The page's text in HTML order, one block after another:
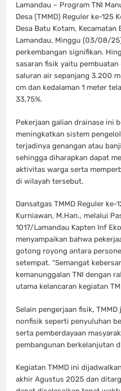
Lamandau – Program TNI
Desa (TMMD) Reguler ke-125
Desa Batu Kotam, Kecamatan
Lamandau, Minggu (03/08/
perkembangan signifikan.
sasaran fisik yaitu pembuatan
saluran air sepanjang 3.200
cm dan kedalaman 1 meter
33,75%.
Pekerjaan galian drainase ini
meningkatkan sistem
terjadinya genangan atau
sehingga diharapkan dapat
aktivitas warga serta
di wilayah tersebut.
Dansatgas TMMD Reguler ke-
Kurniawan, M.Han., melalui
1017/Lamandau Kapten Inf
menyampaikan bahwa
gotong royong antara
setempat. “Semangat
kemanunggalan TNI dengan
utama kelancaran kegiatan
Selain pengerjaan fisik,
nonfisik seperti penyuluhan
serta pemberdayaan
pembangunan berkelanjutan
Kegiatan TMMD ini
akhir Agustus 2025 dan